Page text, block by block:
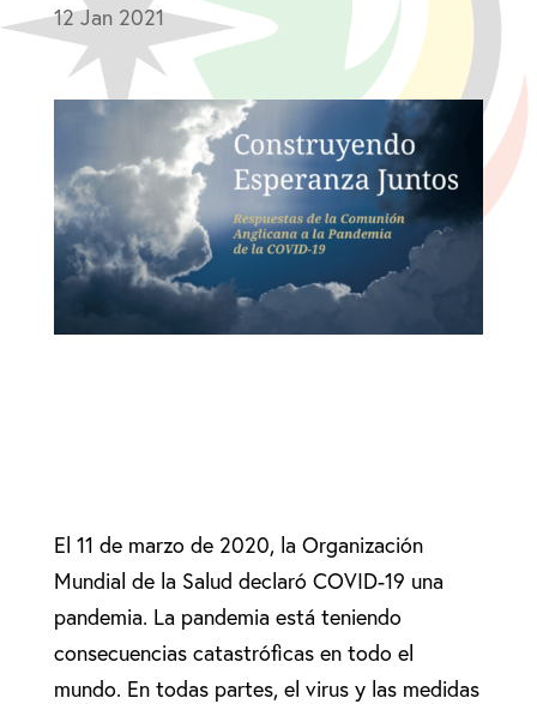
12 Jan 2021
El 11 de marzo de 2020, la Organización
Mundial de la Salud declaró COVID-19 una
pandemia. La pandemia está teniendo
consecuencias catastróficas en todo el
mundo. En todas partes, el virus y las medidas